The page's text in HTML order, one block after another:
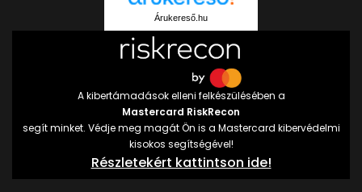
Árukereső.hu
A kibertámadások elleni felkészülésében a
Mastercard RiskRecon
segít minket. Védje meg magát Ön is a Mastercard kibervédelmi
kisokos segítségével!
Részletekért kattintson ide!